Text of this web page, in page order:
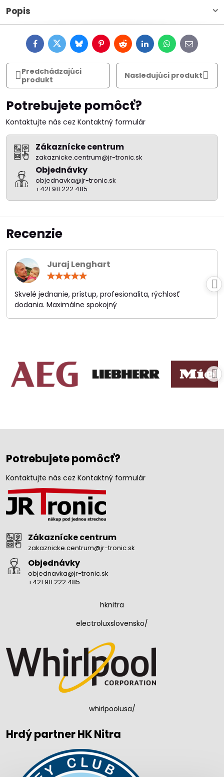
Popis
FacebookTwitterBlueskyPinterestRedditLinkedInWhatsApp
E-
mail
Predchádzajúci
produkt
Nasledujúci produkt
Potrebujete pomôcť?
Kontaktujte nás cez Kontaktný formulár
Zákaznícke centrum
zakaznicke.centrum@jr-tronic.sk
Objednávky
objednavka@jr-tronic.sk
+421 911 222 485
Recenzie
Juraj Lenghart
/
5
Skvelé jednanie, prístup, profesionalita, rýchlosť
dodania. Maximálne spokojný
Potrebujete pomôcť?
Kontaktujte nás cez Kontaktný formulár
Zákaznícke centrum
zakaznicke.centrum@jr-tronic.sk
Objednávky
objednavka@jr-tronic.sk
+421 911 222 485
hknitra
electroluxslovensko/
whirlpoolusa/
Hrdý partner HK Nitra